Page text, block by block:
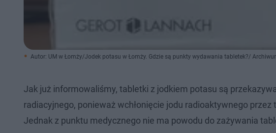
Autor: UM w Łomży/Jodek potasu w Łomży. Gdzie są punkty wydawania tabletek?/
Jak już informowaliśmy, tabletki z jodkiem potasu są
radiacyjnego, ponieważ wchłonięcie jodu radioaktywnego
Jednak z punktu medycznego nie ma powodu do zażywania